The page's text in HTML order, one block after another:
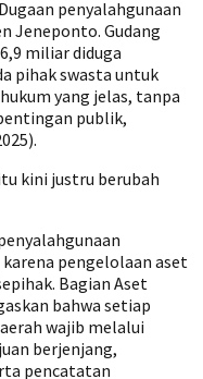
penyalahgunaan
Jeneponto. Gudang
miliar diduga
pihak swasta untuk
yang jelas, tanpa
publik,
kini justru berubah
pengelolaan aset
Bagian Aset
bahwa setiap
wajib melalui
berjenjang,
pencatatan